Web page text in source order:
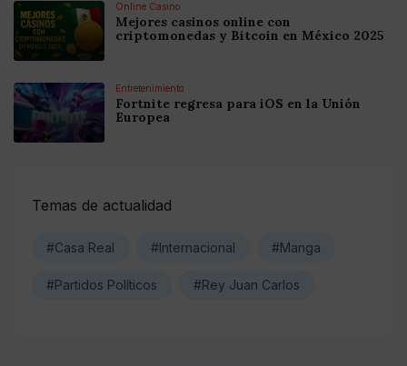
Online Casino
Mejores casinos online con
criptomonedas y Bitcoin en México 2025
Entretenimiento
Fortnite regresa para iOS en la Unión
Europea
Temas de actualidad
#Casa Real #Internacional #Manga
#Partidos Políticos #Rey Juan Carlos